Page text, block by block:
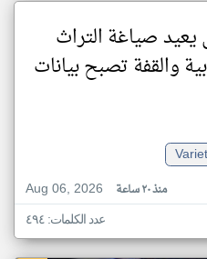
صياغة التراث
والقفة تصبح بيانات
Aug 06, 2026
منذ ٢٠ ساعة
عدد الكلمات: ٤٩٤